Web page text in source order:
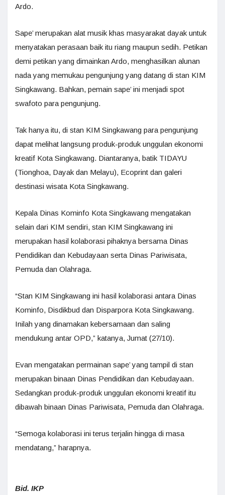
Ardo.
Sape’ merupakan alat musik khas masyarakat dayak untuk
menyatakan perasaan baik itu riang maupun sedih. Petikan
demi petikan yang dimainkan Ardo, menghasilkan alunan
nada yang memukau pengunjung yang datang di stan KIM
Singkawang. Bahkan, pemain sape’ ini menjadi spot
swafoto para pengunjung.
Tak hanya itu, di stan KIM Singkawang para pengunjung
dapat melihat langsung produk-produk unggulan ekonomi
kreatif Kota Singkawang. Diantaranya, batik TIDAYU
(Tionghoa, Dayak dan Melayu), Ecoprint dan galeri
destinasi wisata Kota Singkawang.
Kepala Dinas Kominfo Kota Singkawang mengatakan
selain dari KIM sendiri, stan KIM Singkawang ini
merupakan hasil kolaborasi pihaknya bersama Dinas
Pendidikan dan Kebudayaan serta Dinas Pariwisata,
Pemuda dan Olahraga.
“Stan KIM Singkawang ini hasil kolaborasi antara Dinas
Kominfo, Disdikbud dan Disparpora Kota Singkawang.
Inilah yang dinamakan kebersamaan dan saling
mendukung antar OPD,” katanya, Jumat (27/10).
Evan mengatakan permainan sape’ yang tampil di stan
merupakan binaan Dinas Pendidikan dan Kebudayaan.
Sedangkan produk-produk unggulan ekonomi kreatif itu
dibawah binaan Dinas Pariwisata, Pemuda dan Olahraga.
“Semoga kolaborasi ini terus terjalin hingga di masa
mendatang,” harapnya.
Bid. IKP